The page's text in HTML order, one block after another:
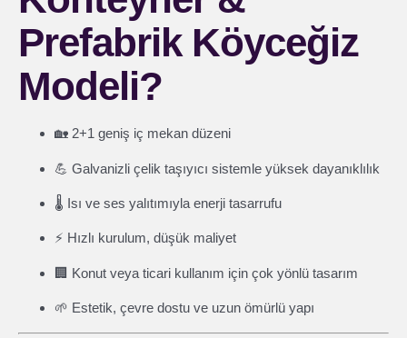
Prefabrik Köyceğiz
Modeli?
🏡 2+1 geniş iç mekan düzeni
💪 Galvanizli çelik taşıyıcı sistemle yüksek dayanıklılık
🌡️ Isı ve ses yalıtımıyla enerji tasarrufu
⚡ Hızlı kurulum, düşük maliyet
🏢 Konut veya ticari kullanım için çok yönlü tasarım
🌱 Estetik, çevre dostu ve uzun ömürlü yapı